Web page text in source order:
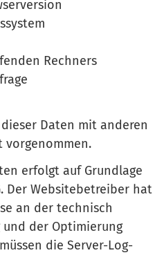
Rechners
Daten mit anderen
erfolgt auf Grundlage
Der Websitebetreiber hat
an der technisch
der Optimierung
die Server-Log-